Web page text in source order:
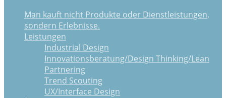
Man kauft nicht Produkte oder Dienstleistungen,
sondern Erlebnisse.
Leistungen
Industrial Design
Innovationsberatung/Design Thinking/Lean
Partnering
Trend Scouting
UX/Interface Design